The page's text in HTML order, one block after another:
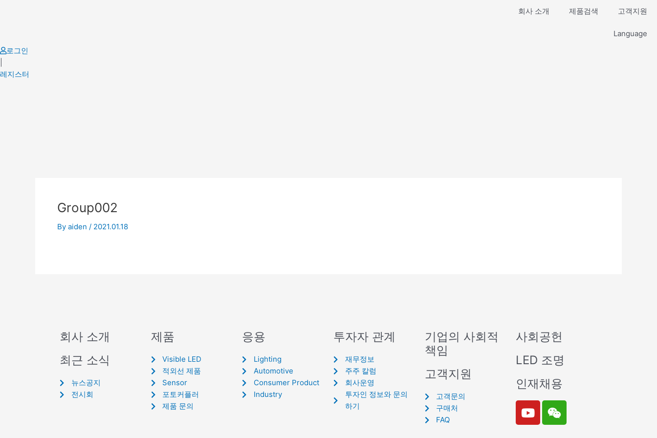
회사 소개 제품검색 고객지원
Language
로그인
레지스터
Group002
By aiden / 2021.01.18
회사 소개
최근 소식
뉴스공지
전시회
제품
Visible LED
적외선 제품
Sensor
포토커플러
제품 문의
응용
Lighting
Automotive
Consumer Product
Industry
투자자 관계
재무정보
주주 칼럼
회사운영
투자인 정보와 문의
하기
기업의 사회적
책임
고객지원
고객문의
구매처
FAQ
사회공헌
LED 조명
인재채용
Y
o
W
e